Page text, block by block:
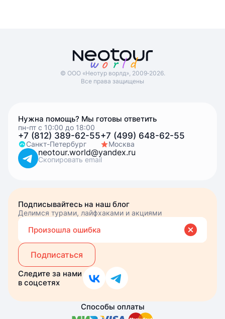
© ООО «Неотур ворлд», 2009‑2026.
Все права защищены
Нужна помощь? Мы готовы ответить
пн-пт с 10:00 до 18:00
+7 (812) 389-62-55
Санкт-Петербург
+7 (499) 648-62-55
Москва
neotour.world@yandex.ru
Скопировать email
Подписывайтесь на наш блог
Делимся турами, лайфхаками и акциями
Вы подписались
Произошла ошибка
Подписаться
Следите за нами
в соцсетях
Способы оплаты